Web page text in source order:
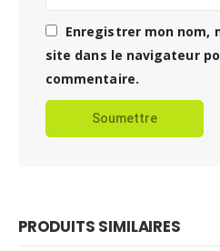
Enregistrer mon nom,
site dans le navigateur
commentaire.
PRODUITS SIMILAIRES